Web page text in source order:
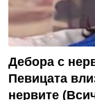
Дебора с
Певицата
нервите